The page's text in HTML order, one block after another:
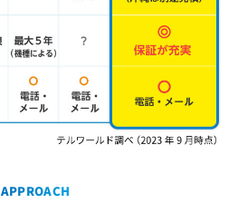
APPROACH